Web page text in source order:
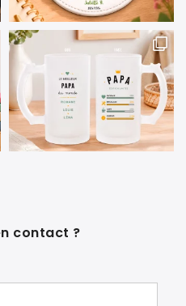
contact ?